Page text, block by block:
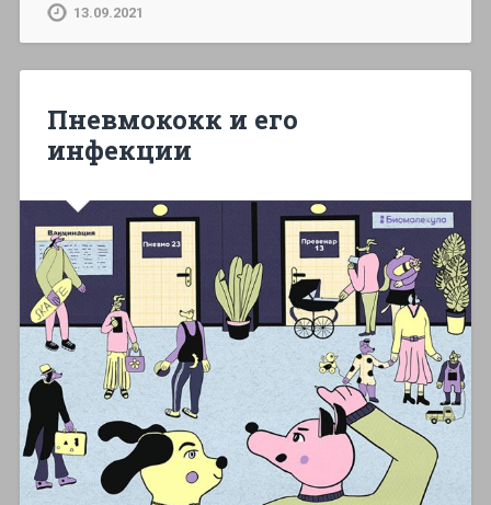
13.09.2021
Пневмококк и его
инфекции